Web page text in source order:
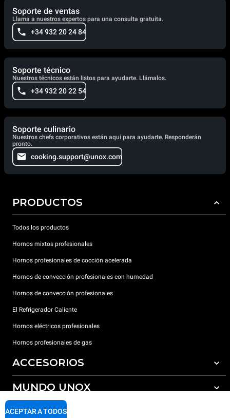
Soporte de ventas
Llama a nuestros expertos para una consulta gratuita.
+34 932 20 24 84
Soporte técnico
Nuestros técnicos están listos para ayudarte. Llámalos.
+34 932 20 22 54
Soporte culinario
Nuestros chefs corporativos están aquí para ayudarte. Responderán
pronto.
cooking.support@unox.com
PRODUCTOS
Todos los productos
Hornos mixtos profesionales
Hornos profesionales de cocción acelerada
Hornos de convección profesionales con humedad
Hornos de convección profesionales
El Refrigerador Caliente
Hornos eléctricos profesionales
Hornos profesionales de gas
ACCESORIOS
Todos los accesorios
Detergentes para lavado automático
MUNDO UNOX
Nuestras sedes en el mundo
SOPORTE
ACEPTAR A TODOS